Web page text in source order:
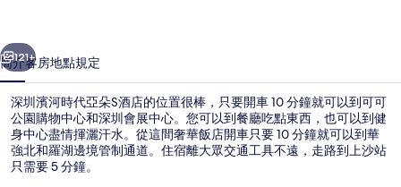
朵
S
酒
店
的
個 下一個
121+
簡介客房地點規定
深圳濱河時代亞朵S酒店的位置很棒，只要開車 10 分鐘就可以到可可
公園購物中心和深圳會展中心。您可以到餐廳吃點東西，也可以到健
身中心盡情揮灑汗水。從這間奢華飯店開車只要 10 分鐘就可以到華
強北和羅湖邊境管制通道。住宿離大眾交通工具不遠，走路到上沙站
只需要 5 分鐘。